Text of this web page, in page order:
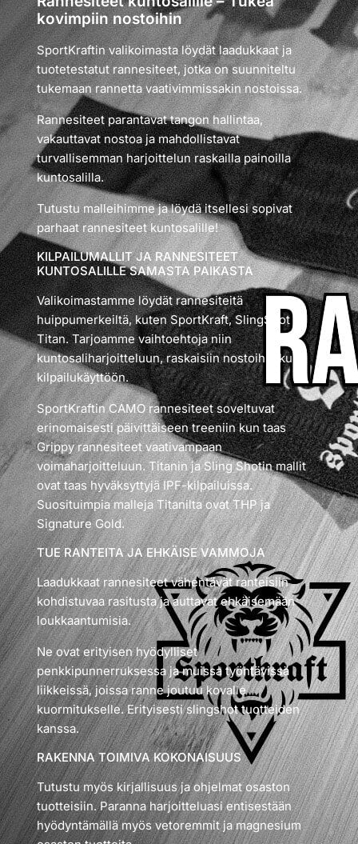
kovimpiin nostoihin
SportKraftin valikoimasta löydät laadukkaat ja
tuotetestatut rannesiteet, jotka on suunniteltu
tukemaan rannetta vaativimmissakin nostoissa.
Rannesiteet parantavat tangon hallintaa,
vakauttavat nostoa ja mahdollistavat
turvallisemman harjoittelun raskailla painoilla
kuntosalilla.
Tutustu malleihimme ja löydä itsellesi sopivat
parhaat rannesiteet kuntosalille!
KILPAILUMALLIT JA RANNESITEET
KUNTOSALILLE SAMASTA PAIKASTA
Valikoimastamme löydät rannesiteitä
huippumerkeiltä, kuten SportKraft, SlingShot ja
Titan. Tarjoamme vaihtoehtoja niin
kuntosaliharjoitteluun, raskaisiin nostoihin kuin
kilpailukäyttöön.
SportKraftin CAMO rannesiteet soveltuvat
erinomaisesti päivittäiseen treeniin kun taas
Grippy rannesiteet vaativampaan
voimaharjoitteluun. Titanin ja Sling Shotin mallit
ovat taas hyväksyttyjä IPF-kilpailuissa.
Suosituimpia malleja Titanilta ovat THP ja
Signature Gold.
TUE RANTEITA JA EHKÄISE VAMMOJA
Laadukkaat rannesiteet vähentävät ranteisiin
kohdistuvaa rasitusta ja auttavat ehkäisemään
loukkaantumisia.
Ne ovat erityisen hyödylliset
penkkipunnerruksessa ja muissa työntävissä
liikkeissä, joissa ranne joutuu kovalle
kuormitukselle. Erityisesti slingshot tuotteiden
kanssa.
RAKENNA TOIMIVA KOKONAISUUS
Tutustu myös kirjallisuus ja ohjelmat osaston
tuotteisiin. Paranna harjoitteluasi entisestään
hyödyntämällä myös vetoremmit ja magnesium